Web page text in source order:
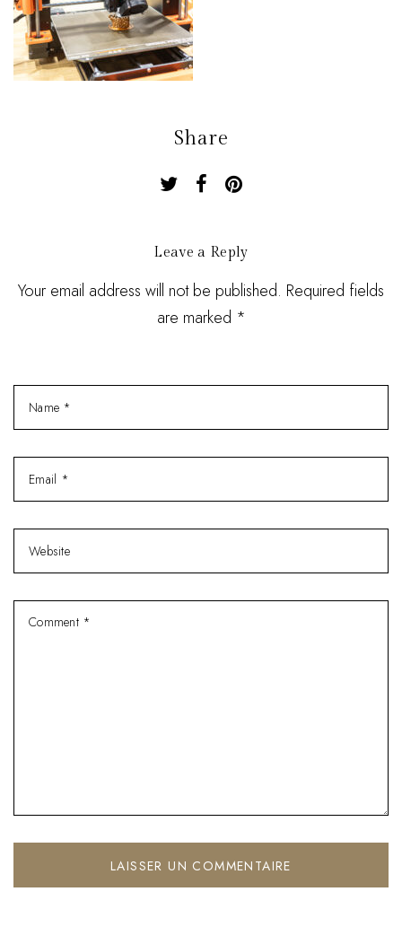
Share
Leave a Reply
Your email address will not be published. Required fields
are marked *